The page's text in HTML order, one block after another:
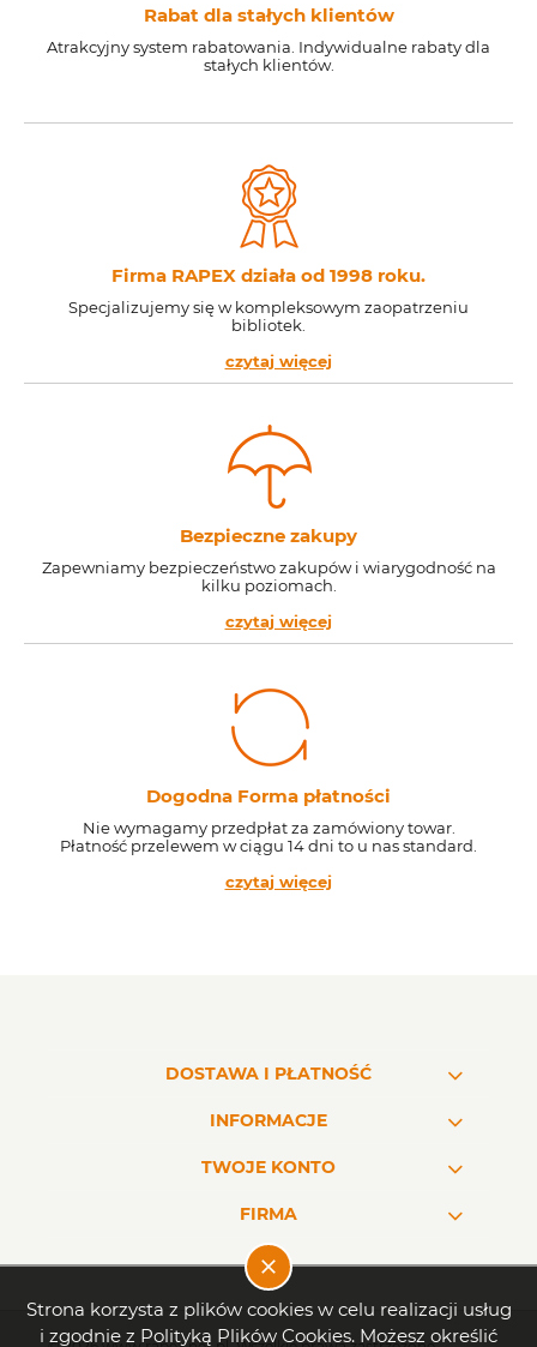
Strona korzysta z plików cookies w celu realizacji usług
i zgodnie z Polityką Plików Cookies. Możesz określić
Rabat dla stałych klientów
Atrakcyjny system rabatowania. Indywidualne rabaty dla
stałych klientów.
Firma RAPEX działa od 1998 roku.
Specjalizujemy się w kompleksowym zaopatrzeniu
bibliotek.
czytaj więcej
Bezpieczne zakupy
Zapewniamy bezpieczeństwo zakupów i wiarygodność na
kilku poziomach.
czytaj więcej
Dogodna Forma płatności
Nie wymagamy przedpłat za zamówiony towar.
Płatność przelewem w ciągu 14 dni to u nas standard.
czytaj więcej
DOSTAWA I PŁATNOŚĆ
INFORMACJE
TWOJE KONTO
FIRMA